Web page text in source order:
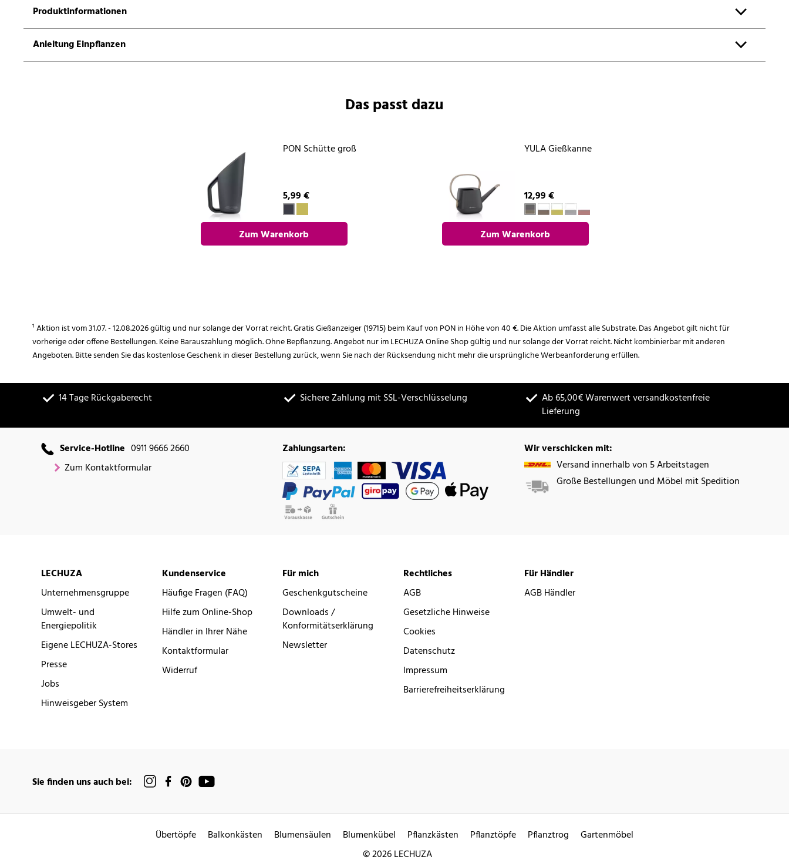
Produktinformationen
Anleitung Einpflanzen
Das passt dazu
PON Schütte groß
5,99 €
Zum Warenkorb
YULA Gießkanne
12,99 €
Zum Warenkorb
¹ Aktion ist vom 31.07. - 12.08.2026 gültig und nur solange der Vorrat reicht. Gratis Gießanzeiger (19715) beim Kauf von PON in Höhe von 40 €. Die Aktion umfasst alle Substrate. Das Angebot gilt nicht für
vorherige oder offene Bestellungen. Keine Barauszahlung möglich. Ohne Bepflanzung. Angebot nur im LECHUZA Online Shop gültig und nur solange der Vorrat reicht. Nicht kombinierbar mit anderen
Angeboten. Bitte senden Sie das kostenlose Geschenk in dieser Bestellung zurück, wenn Sie nach der Rücksendung nicht mehr die ursprüngliche Werbeanforderung erfüllen.
14 Tage Rückgaberecht Sichere Zahlung mit SSL-Verschlüsselung
Ab 65,00€ Warenwert versandkostenfreie
Lieferung
Service-Hotline 0911 9666 2660
Zum Kontaktformular
Zahlungsarten:
Wir verschicken mit:
Versand innerhalb von 5 Arbeitstagen
Große Bestellungen und Möbel mit Spedition
LECHUZA
Unternehmensgruppe
Umwelt- und
Energiepolitik
Eigene LECHUZA-Stores
Presse
Jobs
Hinweisgeber System
Kundenservice
Häufige Fragen (FAQ)
Hilfe zum Online-Shop
Händler in Ihrer Nähe
Kontaktformular
Widerruf
Für mich
Geschenkgutscheine
Downloads /
Konformitätserklärung
Newsletter
Rechtliches
AGB
Gesetzliche Hinweise
Cookies
Datenschutz
Impressum
Barrierefreiheitserklärung
Für Händler
AGB Händler
Sie finden uns auch bei:
Übertöpfe Balkonkästen Blumensäulen Blumenkübel Pflanzkästen Pflanztöpfe Pflanztrog
Gartenmöbel
© 2026 LECHUZA